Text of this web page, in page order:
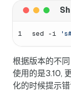
1 sed -i
根据版本的不
使用的是3.10,
化的时候提示错